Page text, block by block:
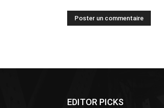
EDITOR PICKS